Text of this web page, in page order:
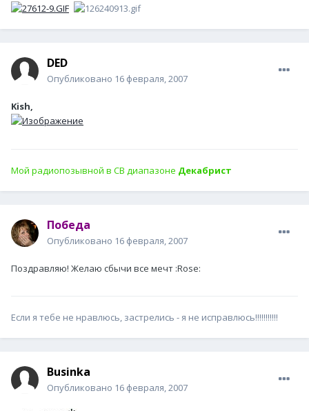
DED
Опубликовано 16 февраля, 2007
Kish,
Мой радиопозывной в СВ диапазоне Декабрист
Победа
Опубликовано 16 февраля, 2007
Поздравляю! Желаю сбычи все мечт :Rose:
Если я тебе не нравлюсь, застрелись - я не исправлюсь!!!!!!!!!!!
Businka
Опубликовано 16 февраля, 2007